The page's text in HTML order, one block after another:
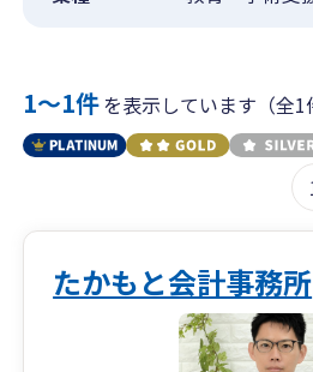
1〜1件を表示しています（全1
たかもと会計事務所